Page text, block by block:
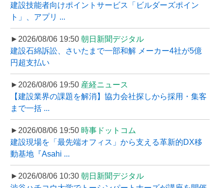
建設技能者向けポイントサービス「ビルダーズポイン
ト」、アプリ ...
►2026/08/06 19:50 朝日新聞デジタル
建設石綿訴訟、さいたまで一部和解 メーカー4社が5億
円超支払い
►2026/08/06 19:50 産経ニュース
【建設業界の課題を解消】協力会社探しから採用・集客
まで一括 ...
►2026/08/06 19:50 時事ドットコム
建設現場を「最先端オフィス」から支える革新的DX移
動基地『Asahi ...
►2026/08/06 10:30 朝日新聞デジタル